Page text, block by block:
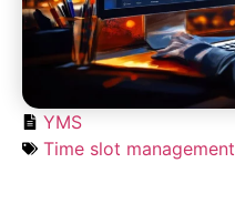
YMS
Time slot management